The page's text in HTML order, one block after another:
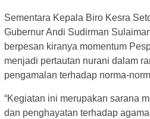
Sementara Kepala Biro Kesra
Gubernur Andi Sudirman
berpesan kiranya momentum
menjadi pertautan nurani dalam
pengamalan terhadap norma-
“Kegiatan ini merupakan sarana
dan penghayatan terhadap